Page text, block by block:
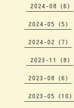
2024-08（6）
2024-05（5）
2024-02（7）
2023-11（8）
2023-08（6）
2023-05（10）